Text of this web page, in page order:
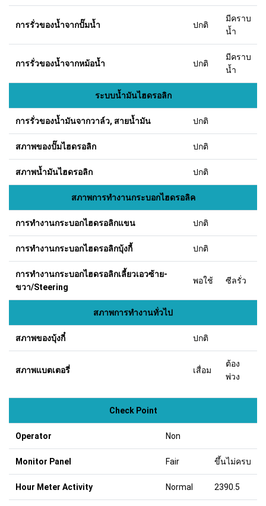
การรั่วของน้ำจากปั๊มน้ำ ปกติ
มีคราบ
น้ำ
การรั่วของน้ำจากหม้อน้ำ ปกติ
มีคราบ
น้ำ
ระบบน้ำมันไฮดรอลิก
การรั่วของน้ำมันจากวาล์ว, สายน้ำมัน ปกติ
สภาพของปั๊มไฮดรอลิก ปกติ
สภาพน้ำมันไฮดรอลิก ปกติ
สภาพการทำงานกระบอกไฮดรอลิค
การทำงานกระบอกไฮดรอลิกแขน ปกติ
การทำงานกระบอกไฮดรอลิกบุ้งกี้ ปกติ
การทำงานกระบอกไฮดรอลิกเลี้ยวเอวซ้าย-
ขวา/Steering
พอใช้ ซีลรั่ว
สภาพการทำงานทั่วไป
สภาพของบุ้งกี๋ ปกติ
สภาพแบตเตอรี่ เสื่อม
ต้อง
พ่วง
Check Point
Operator Non
Monitor Panel Fair ขึ้นไม่ครบ
Hour Meter Activity Normal 2390.5